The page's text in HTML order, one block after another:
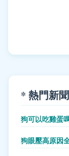
* 熱門新聞
狗可以吃雞蛋
狗眼壓高原因